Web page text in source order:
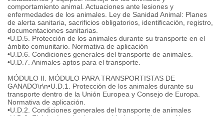
comportamiento animal. Actuaciones ante lesiones y
enfermedades de los animales. Ley de Sanidad Animal: Planes
de alerta sanitaria, sacrificios obligatorios, identificación, registro,
documentaciones sanitarias.
•U.D.5. Protección de los animales durante su transporte en el
ámbito comunitario. Normativa de aplicación
•U.D.6. Condiciones generales del transporte de animales.
•U.D.7. Animales aptos para el transporte.
MÓDULO II. MÓDULO PARA TRANSPORTISTAS DE
GANADO\r\n•U.D.1. Protección de los animales durante su
transporte dentro de la Unión Europea y Consejo de Europa.
Normativa de aplicación.
•U.D.2. Condiciones generales del transporte de animales